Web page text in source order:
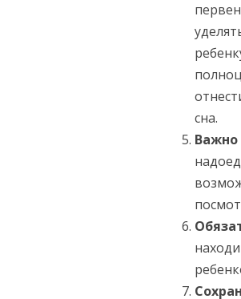
сна.
Важно